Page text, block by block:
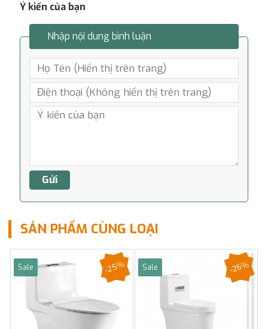
Ý kiến của bạn
Nhập nội dung bình luận
SẢN PHẨM CÙNG LOẠI
Sale -25% Sale -26%